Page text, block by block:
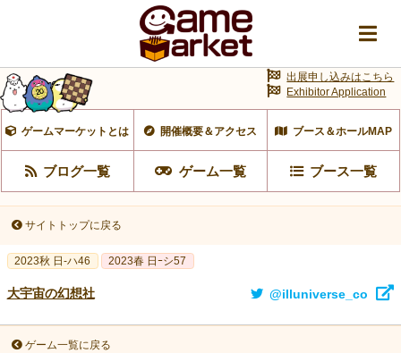
ゲームマーケットとは 開催概要＆アクセス ブース＆ホールMAP
ブログ一覧 ゲーム一覧 ブース一覧
出展申し込みはこちら
Exhibitor Application
サイトトップに戻る
2023秋 日-ハ46 2023春 日ｰシ57
大宇宙の幻想社 @illuniverse_co
ゲーム一覧に戻る